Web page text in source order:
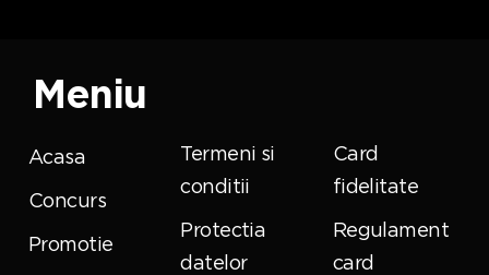
Meniu
Acasa
Concurs
Promotie
Termeni si
conditii
Protectia
datelor
Card
fidelitate
Regulament
card